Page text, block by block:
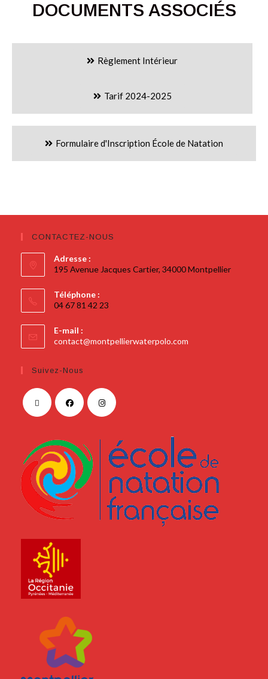
DOCUMENTS ASSOCIÉS
Règlement Intérieur
Tarif 2024-2025
Formulaire d'Inscription École de Natation
CONTACTEZ-NOUS
Adresse :
195 Avenue Jacques Cartier, 34000 Montpellier
Téléphone :
04 67 81 42 23
E-mail :
contact@montpellierwaterpolo.com
Suivez-Nous